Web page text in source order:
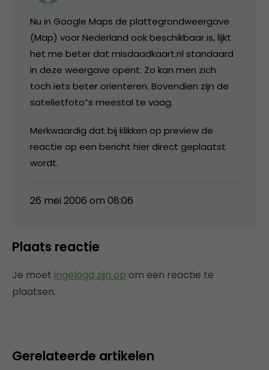
Nu in Google Maps de plattegrondweergave
(Map) voor Nederland ook beschikbaar is, lijkt
het me beter dat misdaadkaart.nl standaard
in deze weergave opent. Zo kan men zich
toch iets beter orienteren. Bovendien zijn de
satelietfoto”s meestal te vaag.
Merkwaardig dat bij klikken op preview de
reactie op een bericht hier direct geplaatst
wordt.
26 mei 2006 om 08:06
Plaats reactie
Je moet ingelogd zijn op om een reactie te
plaatsen.
Gerelateerde artikelen